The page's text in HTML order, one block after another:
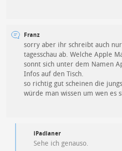
Franz
sorry aber ihr schreibt auch
tagesschau ab. Welche Apple
sonnt sich unter dem Namen
Infos auf den Tisch.
so richtig gut scheinen die
würde man wissen um wen es
iPadianer
Sehe ich genauso.